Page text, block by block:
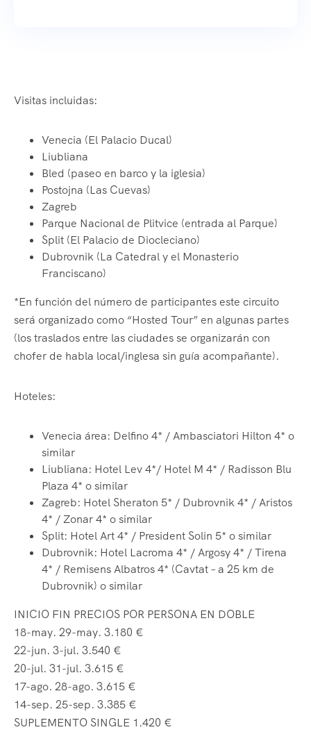
Visitas incluidas:
Venecia (El Palacio Ducal)
Liubliana
Bled (paseo en barco y la iglesia)
Postojna (Las Cuevas)
Zagreb
Parque Nacional de Plitvice (entrada al Parque)
Split (El Palacio de Diocleciano)
Dubrovnik (La Catedral y el Monasterio
Franciscano)
*En función del número de participantes este circuito
será organizado como “Hosted Tour” en algunas partes
(los traslados entre las ciudades se organizarán con
chofer de habla local/inglesa sin guía acompañante).
Hoteles:
Venecia área: Delfino 4* / Ambasciatori Hilton 4* o
similar
Liubliana: Hotel Lev 4*/ Hotel M 4* / Radisson Blu
Plaza 4* o similar
Zagreb: Hotel Sheraton 5* / Dubrovnik 4* / Aristos
4* / Zonar 4* o similar
Split: Hotel Art 4* / President Solin 5* o similar
Dubrovnik: Hotel Lacroma 4* / Argosy 4* / Tirena
4* / Remisens Albatros 4* (Cavtat – a 25 km de
Dubrovnik) o similar
INICIO FIN PRECIOS POR PERSONA EN DOBLE
18-may. 29-may. 3.180 €
22-jun. 3-jul. 3.540 €
20-jul. 31-jul. 3.615 €
17-ago. 28-ago. 3.615 €
14-sep. 25-sep. 3.385 €
SUPLEMENTO SINGLE 1.420 €